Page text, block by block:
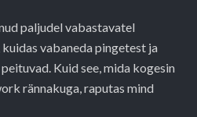
paljudel vabastavatel
vabaneda pingetest ja
Kuid see, mida kogesin
rännakuga, raputas mind